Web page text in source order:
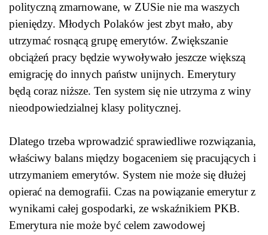
polityczną zmarnowane, w ZUSie nie ma waszych
pieniędzy. Młodych Polaków jest zbyt mało, aby
utrzymać rosnącą grupę emerytów. Zwiększanie
obciążeń pracy będzie wywoływało jeszcze większą
emigrację do innych państw unijnych. Emerytury
będą coraz niższe. Ten system się nie utrzyma z winy
nieodpowiedzialnej klasy politycznej.
Dlatego trzeba wprowadzić sprawiedliwe rozwiązania,
właściwy balans między bogaceniem się pracujących i
utrzymaniem emerytów. System nie może się dłużej
opierać na demografii. Czas na powiązanie emerytur z
wynikami całej gospodarki, ze wskaźnikiem PKB.
Emerytura nie może być celem zawodowej